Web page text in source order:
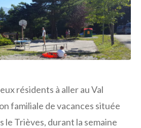
résidents à aller au Val
familiale de vacances située
le Trièves, durant la semaine